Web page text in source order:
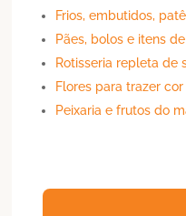
Frios, embutidos,
Pães, bolos e itens
Rotisseria repleta de
Flores para trazer
Peixaria e frutos do